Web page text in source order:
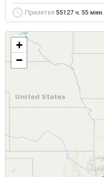
Прилетел 55127 ч. 55 мин.
+
−